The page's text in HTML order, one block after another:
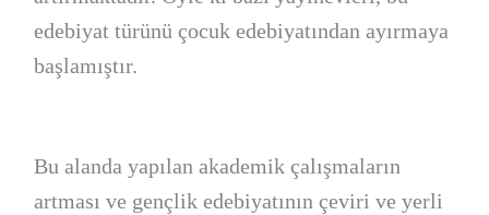
edebiyat türünü çocuk edebiyatından ayırmaya
başlamıştır.
Bu alanda yapılan akademik çalışmaların
artması ve gençlik edebiyatının çeviri ve yerli